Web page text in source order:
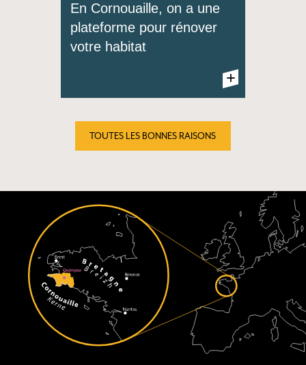
En Cornouaille, on a une
plateforme pour rénover
votre habitat
+
Kemper Kerne = Quimper
Cornouaille en breton
TOUTES LES BONNES RAISONS